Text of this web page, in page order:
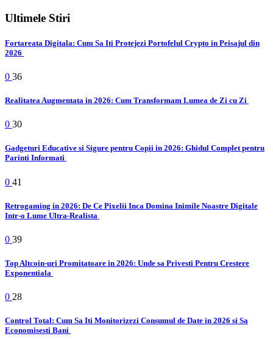
Ultimele Stiri
Fortareata Digitala: Cum Sa Iti Protejezi Portofelul Crypto in Peisajul din
2026
0 36
Realitatea Augmentata in 2026: Cum Transformam Lumea de Zi cu Zi
0 30
Gadgeturi Educative si Sigure pentru Copii in 2026: Ghidul Complet pentru
Parinti Informati
0 41
Retrogaming in 2026: De Ce Pixelii Inca Domina Inimile Noastre Digitale
Intr-o Lume Ultra-Realista
0 39
Top Altcoin-uri Promitatoare in 2026: Unde sa Privesti Pentru Crestere
Exponentiala
0 28
Control Total: Cum Sa Iti Monitorizezi Consumul de Date in 2026 si Sa
Economisesti Bani